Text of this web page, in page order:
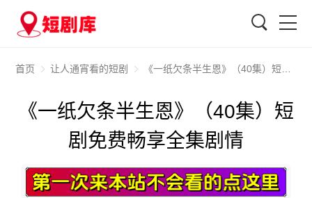
首页 让人通宵看的短剧 《一纸欠条半生恩》（40集）短剧免费畅享全集剧情
《一纸欠条半生恩》（40集）短
剧免费畅享全集剧情